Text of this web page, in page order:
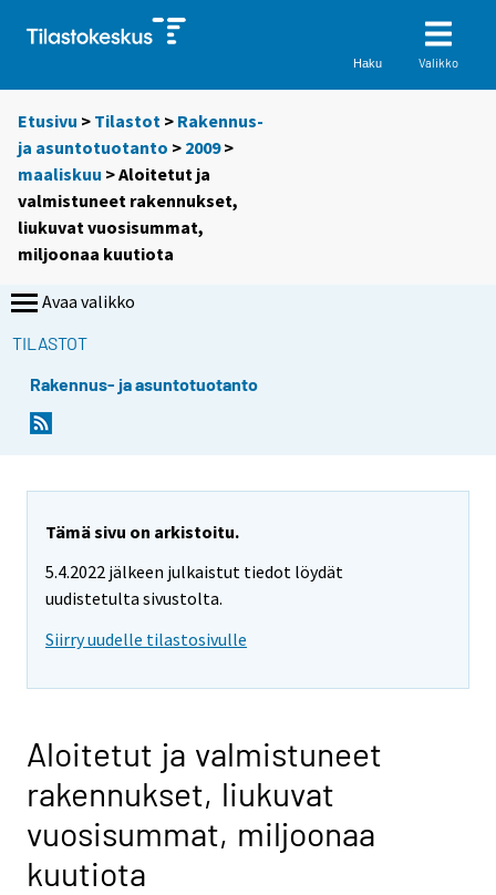
Haku Valikko
Etusivu > Tilastot > Rakennus-
ja asuntotuotanto > 2009>
maaliskuu > Aloitetut ja
valmistuneet rakennukset,
liukuvat vuosisummat,
miljoonaa kuutiota
Avaa valikko
TILASTOT
Rakennus- ja asuntotuotanto
Tämä sivu on arkistoitu.
5.4.2022 jälkeen julkaistut tiedot löydät
uudistetulta sivustolta.
Siirry uudelle tilastosivulle
Aloitetut ja valmistuneet
rakennukset, liukuvat
vuosisummat, miljoonaa
kuutiota